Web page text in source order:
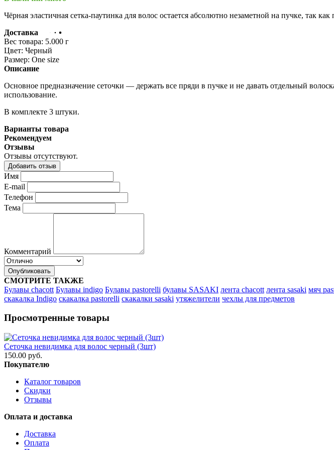
Чёрная эластичная сетка-паутинка для волос остается абсолютно незаметной на пучке, так
Доставка
Вес товара: 5.000 г
Цвет: Черный
Размер: One size
Описание
Основное предназначение сеточки — держать все пряди в пучке и не давать отдельный
использование.
В комплекте 3 штуки.
Варианты товара
Рекомендуем
Отзывы
Отзывы отсутствуют.
Добавить отзыв
Имя
E-mail
Телефон
Тема
Комментарий
Опубликовать
СМОТРИТЕ ТАКЖЕ
Булавы chacott Булавы indigo Булавы pastorelli булавы SASAKI лента chacott лента sasaki мяч
скакалка Indigo скакалка pastorelli скакалки sasaki утяжелители чехлы для предметов
Просмотренные товары
Сеточка невидимка для волос черный (3шт)
150.00 руб.
Покупателю
Каталог товаров
Скидки
Отзывы
Оплата и доставка
Доставка
Оплата